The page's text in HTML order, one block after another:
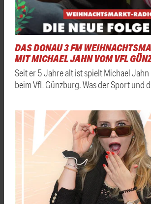
DAS DONAU 3 FM
MIT MICHAEL JAHN VOM VFL
Seit er 5 Jahre alt ist spielt Michael
beim VfL Günzburg. Was der Sport und